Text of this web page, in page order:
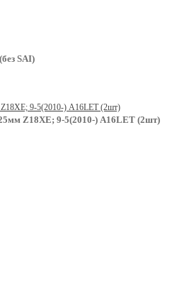
SAI)
Z18XE; 9-5(2010-) А16LET (2шт)